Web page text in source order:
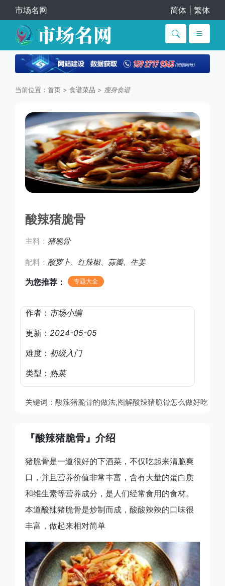
市场名网 简体 繁体
当前位置： 首页 > 食谱菜品 > 瘦身食谱
酸辣猪脆骨
主料： 猪脆骨
配料： 酸萝卜、红辣椒、蒜瓣、生姜
为您推荐： 专题大全
作者： 市场小编
更新： 2024-05-05
难度： 初级入门
类型： 热菜
关键词：酸辣猪脆骨的做法,图解酸辣猪脆骨怎么做好吃
『酸辣猪脆骨』介绍
猪脆骨是一道很好的下酒菜，不仅吃起来清脆爽
口，并且营养价值非常丰富，含有大量的蛋白质
和维生素等营养成分，是人们经常食用的食材。
本道酸辣猪脆骨是炒制而成，酸酸辣辣的口味很
丰富，做起来相对简单